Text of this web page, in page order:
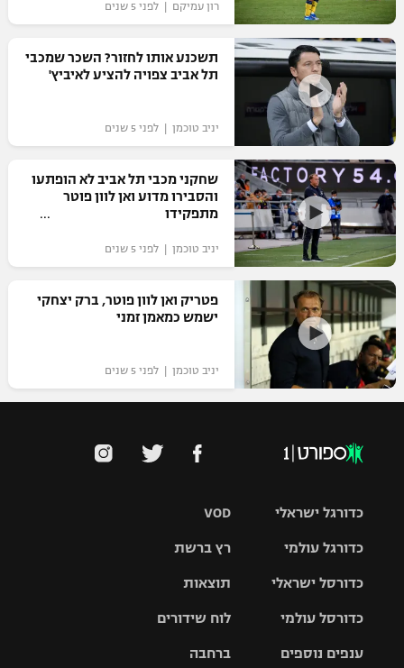
רון עמיקם | לפני 5 שנים
תשכנע אותו לחזור? השכר שמכבי
תל אביב צפויה להציע לאיביץ'
יניב טוכמן | לפני 5 שנים
שחקני מכבי תל אביב לא הופתעו
והסבירו מדוע ואן לוון פוטר
מתפקידו
יניב טוכמן | לפני 5 שנים
פטריק ואן לוון פוטר, ברק יצחקי
ישמש כמאמן זמני
יניב טוכמן | לפני 5 שנים
VOD
רץ ברשת
תוצאות
לוח שידורים
ברחבה
כדורגל ישראלי
גביע הטוטו
כדורגל עולמי
האלופות
ליגה
כדורסל ישראלי
סל
כדורסל עולמי
ענפים נוספים